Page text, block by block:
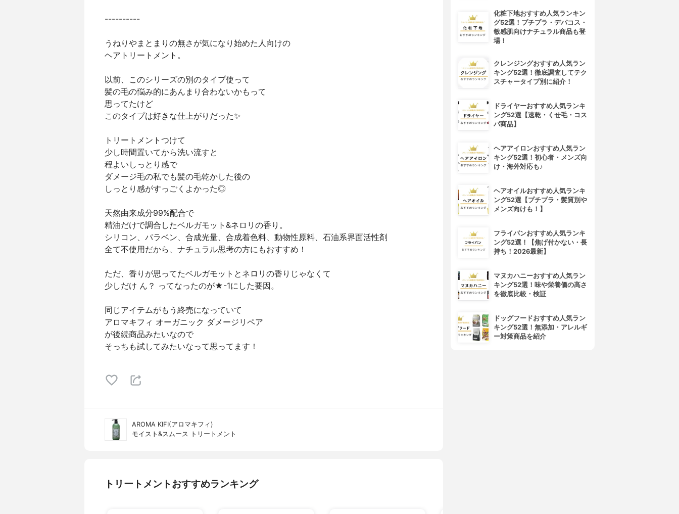
----------
うねりやまとまりの無さが気になり始めた人向けの
ヘアトリートメント。
以前、このシリーズの別のタイプ使って
髪の毛の悩み的にあんまり合わないかもって
思ってたけど
このタイプは好きな仕上がりだった✨
トリートメントつけて
少し時間置いてから洗い流すと
程よいしっとり感で
ダメージ毛の私でも髪の毛乾かした後の
しっとり感がすっごくよかった◎
天然由来成分99%配合で
精油だけで調合したベルガモット&ネロリの香り。
シリコン、パラベン、合成光量、合成着色料、動物性原料、石油系界面活性剤
全て不使用だから、ナチュラル思考の方にもおすすめ！
ただ、香りが思ってたベルガモットとネロリの香りじゃなくて
少しだけ ん？ ってなったのが★-1にした要因。
同じアイテムがもう終売になっていて
アロマキフィ オーガニック ダメージリペア
が後続商品みたいなので
そっちも試してみたいなって思ってます！
AROMA KIFI(アロマキフィ)
モイスト&スムース トリートメント
トリートメントおすすめランキング
化粧下地おすすめ人気ランキン
グ52選！プチプラ・デパコス・
敏感肌向けナチュラル商品も登
場！
クレンジングおすすめ人気ラン
キング52選！徹底調査してテク
スチャータイプ別に紹介！
ドライヤーおすすめ人気ランキ
ング52選【速乾・くせ毛・コス
パ商品】
ヘアアイロンおすすめ人気ラン
キング52選！初心者・メンズ向
け・海外対応も♪
ヘアオイルおすすめ人気ランキ
ング52選【プチプラ・髪質別や
メンズ向けも！】
フライパンおすすめ人気ランキ
ング52選！【焦げ付かない・長
持ち！2026最新】
マヌカハニーおすすめ人気ラン
キング52選！味や栄養価の高さ
を徹底比較・検証
ドッグフードおすすめ人気ラン
キング52選！無添加・アレルギ
ー対策商品を紹介